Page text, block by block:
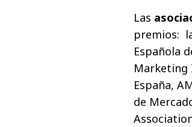
Las
premios:
Española
Marketing
España,
de